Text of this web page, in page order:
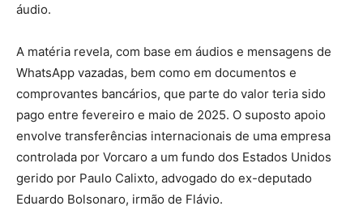
áudio.
A matéria revela, com base em áudios e mensagens de
WhatsApp vazadas, bem como em documentos e
comprovantes bancários, que parte do valor teria sido
pago entre fevereiro e maio de 2025. O suposto apoio
envolve transferências internacionais de uma empresa
controlada por Vorcaro a um fundo dos Estados Unidos
gerido por Paulo Calixto, advogado do ex-deputado
Eduardo Bolsonaro, irmão de Flávio.